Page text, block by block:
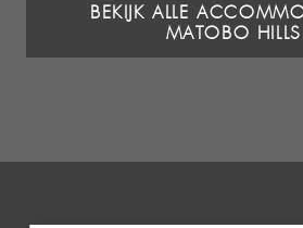
BEKIJK ALLE
MATOBO HILLS